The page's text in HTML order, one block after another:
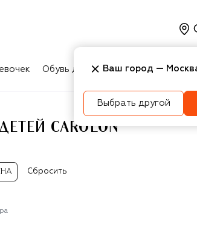
Обувь для мальчиков Игрушки
CAROLON
Сбросить
Ваш город —
Выбрать другой